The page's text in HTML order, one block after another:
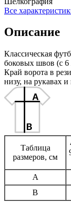
Все
Описание
Классическая
боковых швов (с 6
Край ворота в
низу, на рукавах
Таблица
размеров, см
A
B